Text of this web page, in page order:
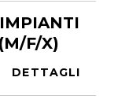
F/X)
DETTAGLI